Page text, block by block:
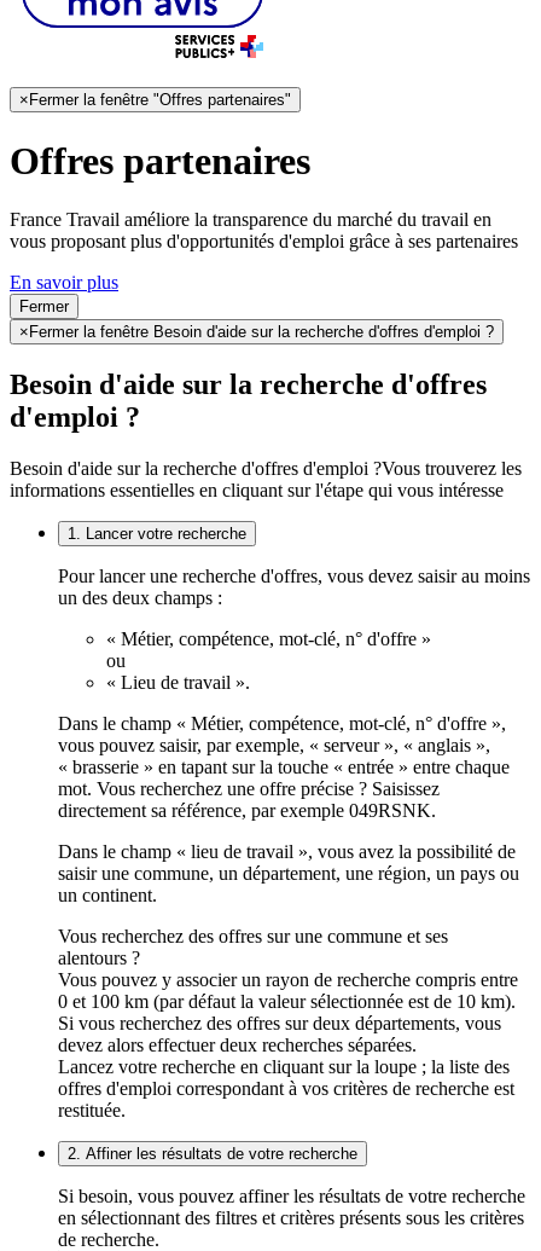
× Fermer la fenêtre "Offres partenaires"
Offres partenaires
France Travail améliore la transparence du marché du travail en
vous proposant plus d'opportunités d'emploi grâce à ses partenaires
En savoir plus
Fermer
× Fermer la fenêtre Besoin d'aide sur la recherche d'offres d'emploi ?
Besoin d'aide sur la recherche d'offres
d'emploi ?
Besoin d'aide sur la recherche d'offres d'emploi ?Vous trouverez les
informations essentielles en cliquant sur l'étape qui vous intéresse
1. Lancer votre recherche
Pour lancer une recherche d'offres, vous devez saisir au moins
un des deux champs :
« Métier, compétence, mot-clé, n° d'offre »
ou
« Lieu de travail ».
Dans le champ « Métier, compétence, mot-clé, n° d'offre »,
vous pouvez saisir, par exemple, « serveur », « anglais »,
« brasserie » en tapant sur la touche « entrée » entre chaque
mot. Vous recherchez une offre précise ? Saisissez
directement sa référence, par exemple 049RSNK.
Dans le champ « lieu de travail », vous avez la possibilité de
saisir une commune, un département, une région, un pays ou
un continent.
Vous recherchez des offres sur une commune et ses
alentours ?
Vous pouvez y associer un rayon de recherche compris entre
0 et 100 km (par défaut la valeur sélectionnée est de 10 km).
Si vous recherchez des offres sur deux départements, vous
devez alors effectuer deux recherches séparées.
Lancez votre recherche en cliquant sur la loupe ; la liste des
offres d'emploi correspondant à vos critères de recherche est
restituée.
2. Affiner les résultats de votre recherche
Si besoin, vous pouvez affiner les résultats de votre recherche
en sélectionnant des filtres et critères présents sous les critères
de recherche.